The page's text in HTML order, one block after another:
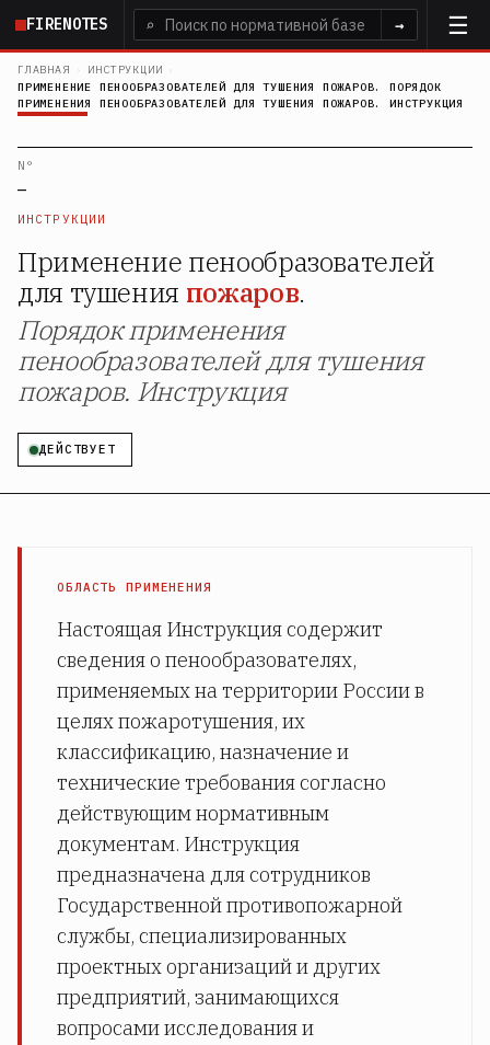
Перейти
основному
содержанию
FIRENOTES ⌕ →
ГЛАВНАЯ › ИНСТРУКЦИИ
›
ПРИМЕНЕНИЕ ПЕНООБРАЗОВАТЕЛЕЙ ДЛЯ ТУШЕНИЯ ПОЖАРОВ. ПОРЯДОК
ПРИМЕНЕНИЯ ПЕНООБРАЗОВАТЕЛЕЙ ДЛЯ ТУШЕНИЯ ПОЖАРОВ. ИНСТРУКЦИЯ
N°
—
ИНСТРУКЦИИ
Применение пенообразователей
для тушения пожаров.
Порядок применения
пенообразователей для тушения
пожаров. Инструкция
ДЕЙСТВУЕТ
ОБЛАСТЬ ПРИМЕНЕНИЯ
Настоящая Инструкция содержит
сведения о пенообразователях,
применяемых на территории России в
целях пожаротушения, их
классификацию, назначение и
технические требования согласно
действующим нормативным
документам. Инструкция
предназначена для сотрудников
Государственной противопожарной
службы, специализированных
проектных организаций и других
предприятий, занимающихся
вопросами исследования и